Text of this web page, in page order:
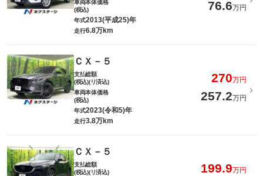
車両本体価格
(税込)
76.6万円
年式2013(平成25)年
走行6.8万km
ＣＸ－５
支払総額
(税込)(リ済込)
270万円
車両本体価格
(税込)
257.2万円
年式2023(令和5)年
走行3.8万km
ＣＸ－５
支払総額
(税込)(リ済込)
199.9万円